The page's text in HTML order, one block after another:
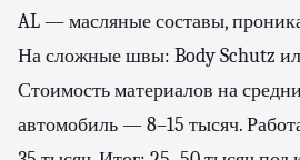
AL — масляные составы,
На сложные швы: Body Schutz
Стоимость материалов на
автомобиль — 8–15 тысяч.